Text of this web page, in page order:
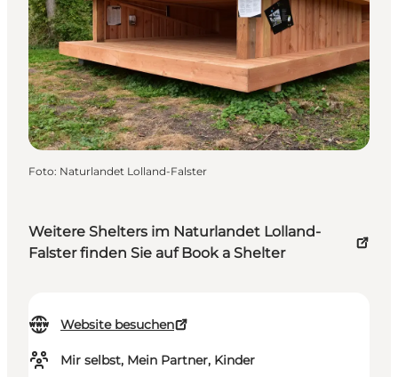
Weitere Shelters im Naturlandet Lolland-
Falster finden Sie auf Book a Shelter
Website besuchen
Mir selbst, Mein Partner, Kinder
Foto: Naturlandet Lolland-Falster